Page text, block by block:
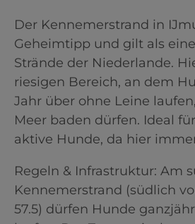
Der Kennemerstrand in
Geheimtipp und gilt als
Strände der Niederlande.
riesigen Bereich, an dem
Jahr über ohne Leine
Meer baden dürfen. Ideal
aktive Hunde, da hier
Regeln & Infrastruktur: Am
Kennemerstrand (südlich
57.5) dürfen Hunde